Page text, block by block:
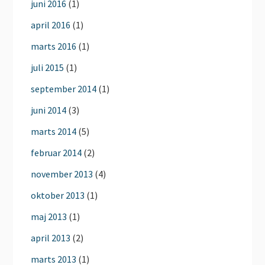
juni 2016 (1)
april 2016 (1)
marts 2016 (1)
juli 2015 (1)
september 2014 (1)
juni 2014 (3)
marts 2014 (5)
februar 2014 (2)
november 2013 (4)
oktober 2013 (1)
maj 2013 (1)
april 2013 (2)
marts 2013 (1)